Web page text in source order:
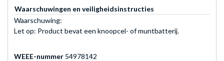
Waarschuwingen en veiligheidsinstructies
Waarschuwing:
Let op: Product bevat een knoopcel- of muntbatterij.
WEEE-nummer 54978142